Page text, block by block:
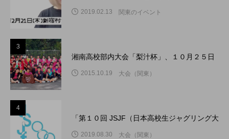
2019.02.13 関東のイベント
3
湘南高校部内大会「梨汁杯」、１０月２５日（
2015.10.19 大会（関東）
4
「第１０回 JSJF（日本高校生ジャグリング大
2019.08.30 大会（関東）